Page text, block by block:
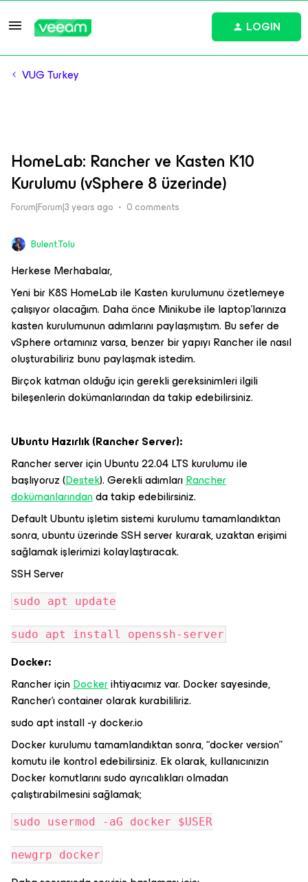
LOGIN
VUG Turkey
HomeLab: Rancher ve Kasten K10
Kurulumu (vSphere 8 üzerinde)
Forum|Forum|3 years ago 0 comments
Bulent.Tolu
Herkese Merhabalar,
Yeni bir K8S HomeLab ile Kasten kurulumunu özetlemeye
çalışıyor olacağım. Daha önce Minikube ile laptop’larınıza
kasten kurulumunun adımlarını paylaşmıştım. Bu sefer de
vSphere ortamınız varsa, benzer bir yapıyı Rancher ile nasıl
oluşturabiliriz bunu paylaşmak istedim.
Birçok katman olduğu için gerekli gereksinimleri ilgili
bileşenlerin dokümanlarından da takip edebilirsiniz.
Ubuntu Hazırlık (Rancher Server):
Rancher server için Ubuntu 22.04 LTS kurulumu ile
başlıyoruz (Destek). Gerekli adımlarıRancher
dokümanlarındanda takip edebilirsiniz.
Default Ubuntu işletim sistemi kurulumu tamamlandıktan
sonra, ubuntu üzerinde SSH server kurarak, uzaktan erişimi
sağlamak işlerimizi kolaylaştıracak.
SSH Server
sudo apt update
sudo apt install openssh-server
Docker:
Rancher içinDockerihtiyacımız var. Docker sayesinde,
Rancher’ı container olarak kurabililiriz.
sudo apt install -y docker.io
Docker kurulumu tamamlandıktan sonra, “docker version”
komutu ile kontrol edebilirsiniz. Ek olarak, kullanıcınızın
Docker komutlarını sudo ayrıcalıkları olmadan
çalıştırabilmesini sağlamak;
sudo usermod -aG docker $USER
newgrp docker